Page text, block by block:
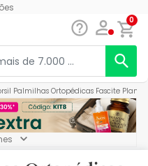
0
Palmilhas Ortopédicas Fascite